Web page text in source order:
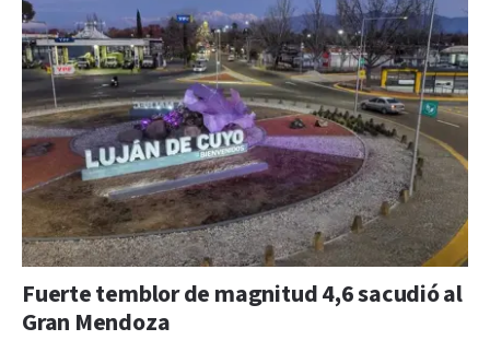
Fuerte temblor de magnitud 4,6 sacudió al
Gran Mendoza